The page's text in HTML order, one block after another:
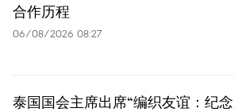
合作历程
06/08/2026 08:27
泰国国会主席出席“编织友谊：纪